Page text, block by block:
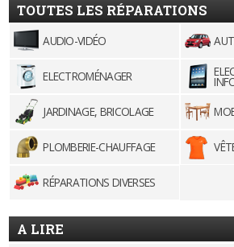
TOUTES LES RÉPARATIONS
AUDIO-VIDÉO
ELECTROMÉNAGER
JARDINAGE, BRICOLAGE
PLOMBERIE-CHAUFFAGE
RÉPARATIONS DIVERSES
A LIRE